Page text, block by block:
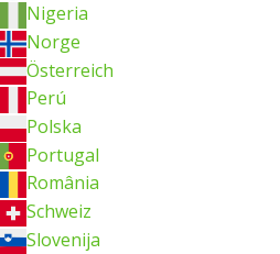
Nigeria
Norge
Österreich
Perú
Polska
Portugal
România
Schweiz
Slovenija